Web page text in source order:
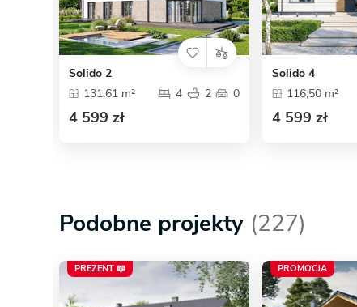
Solido 2
131,61 m²
4 2 0
4 599 zł
Solido 4
116,50 m²
4 599 zł
Podobne projekty (227)
PREZENT 📖 PROMOCJA